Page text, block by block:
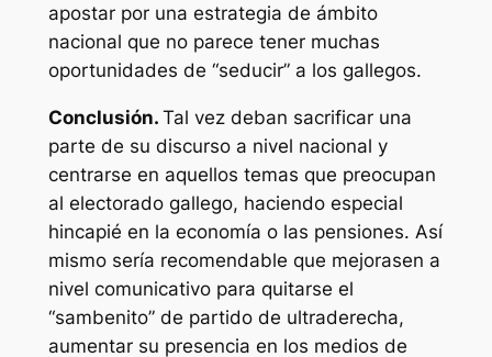
apostar por una estrategia de ámbito
nacional que no parece tener muchas
oportunidades de “seducir” a los gallegos.
Conclusión. Tal vez deban sacrificar una
parte de su discurso a nivel nacional y
centrarse en aquellos temas que preocupan
al electorado gallego, haciendo especial
hincapié en la economía o las pensiones. Así
mismo sería recomendable que mejorasen a
nivel comunicativo para quitarse el
“sambenito” de partido de ultraderecha,
aumentar su presencia en los medios de